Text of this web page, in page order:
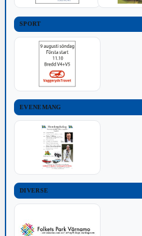
SPORT
EVENEMANG
DIVERSE